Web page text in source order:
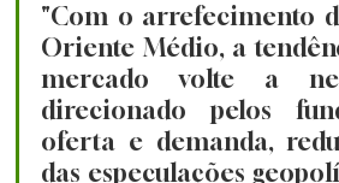
"Com o arrefecimento
Oriente Médio, a
mercado volte a
direcionado pelos
oferta e demanda,
das especulações